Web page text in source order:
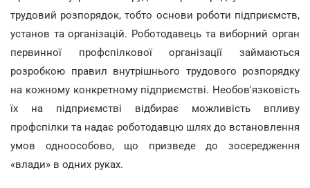
трудовий розпорядок, тобто основи роботи підприємств,
установ та організацій. Роботодавець та виборний орган
первинної профспілкової організації займаються
розробкою правил внутрішнього трудового розпорядку
на кожному конкретному підприємстві. Необов'язковість
їх на підприємстві відбирає можливість впливу
профспілки та надає роботодавцю шлях до встановлення
умов одноособово, що призведе до зосередження
«влади» в одних руках.